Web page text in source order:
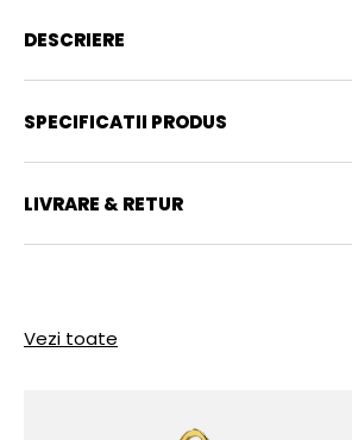
DESCRIERE
SPECIFICATII PRODUS
LIVRARE & RETUR
Vezi toate